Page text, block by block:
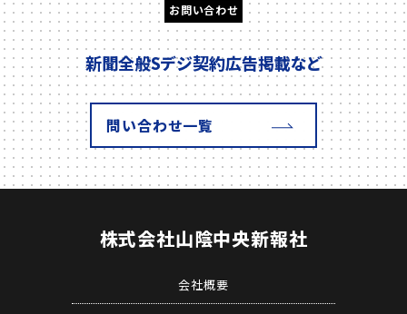
お問い合わせ
新聞全般Sデジ契約広告掲載など
問い合わせ一覧
株式会社山陰中央新報社
会社概要